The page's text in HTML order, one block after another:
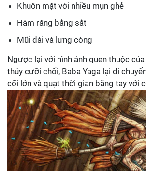
Khuôn mặt với nhiều mụn ghẻ
Hàm răng bằng sắt
Mũi dài và lưng còng
Ngược lại với hình ảnh quen thuộc
thủy cưỡi chổi, Baba Yaga lại di
cối lớn và quạt thời gian bằng tay với